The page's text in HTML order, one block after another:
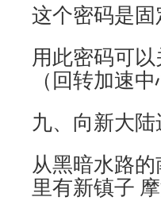
这个密码是
用此密码可以
（回转加速
九、向新大陆
从黑暗水路
里有新镇子 摩